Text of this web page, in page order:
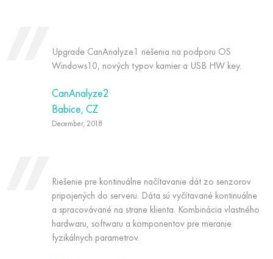
Upgrade CanAnalyze1 riešenia na podporu OS
Windows10, nových typov kamier a USB HW key.
CanAnalyze2
Babice, CZ
December, 2018
Riešenie pre kontinuálne načítavanie dát zo senzorov
pripojených do serveru. Dáta sú vyčítavané kontinuálne
a spracovávané na strane klienta. Kombinácia vlastného
hardwaru, softwaru a komponentov pre meranie
fyzikálnych parametrov.